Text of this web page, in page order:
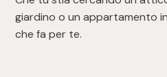
giardino o un appartamento
che fa per te.